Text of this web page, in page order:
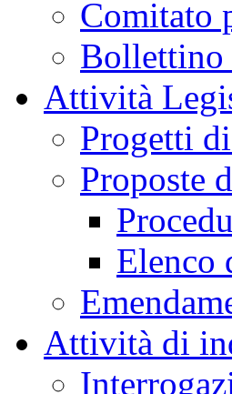
Comitato
Bollettino
Attività
Progetti
Proposte
Elenco
Attività di